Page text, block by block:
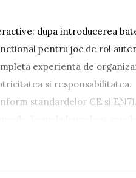
dupa introducerea
pentru joc de rol
experienta de
si responsabilitatea.
standardelor CE si EN71.